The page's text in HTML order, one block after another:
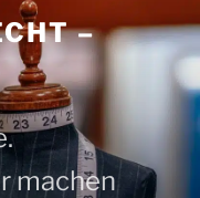
–
machen